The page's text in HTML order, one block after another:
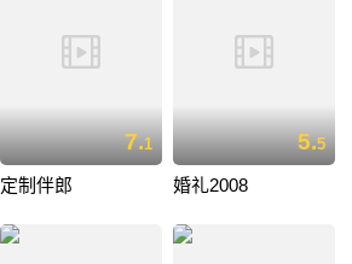
7.1
定制伴郎
5.5
婚礼2008